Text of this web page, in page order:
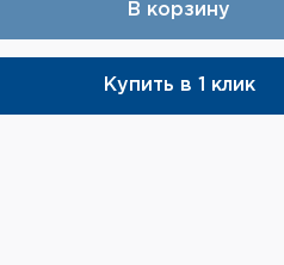
В корзину
Купить в 1 клик